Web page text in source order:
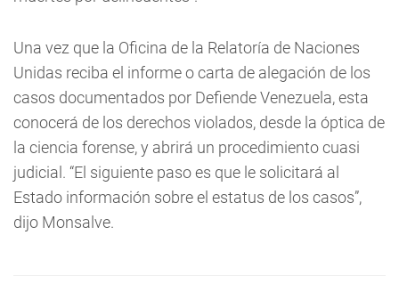
Una vez que la Oficina de la Relatoría de Naciones
Unidas reciba el informe o carta de alegación de los
casos documentados por Defiende Venezuela, esta
conocerá de los derechos violados, desde la óptica de
la ciencia forense, y abrirá un procedimiento cuasi
judicial. “El siguiente paso es que le solicitará al
Estado información sobre el estatus de los casos”,
dijo Monsalve.